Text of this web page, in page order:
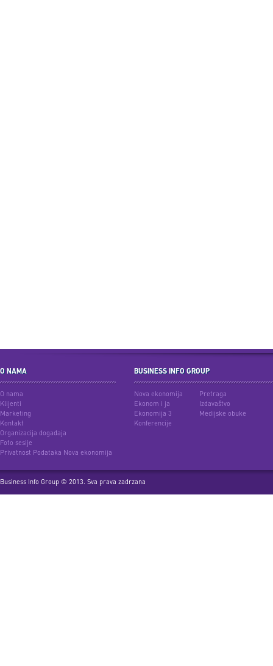
O NAMA
O nama
Klijenti
Marketing
Kontakt
Organizacija događaja
Foto sesije
Privatnost Podataka Nova ekonomija
BUSINESS INFO GROUP
Nova ekonomija
Ekonom i ja
Ekonomija 3
Konferencije
Pretraga
Izdavaštvo
Medijske obuke
Business Info Group © 2013. Sva prava zadrzana